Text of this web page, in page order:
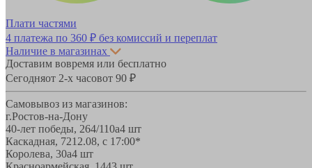
Плати частями
4 платежа по 360 ₽ без комиссий и переплат
Наличие в магазинах
Доставим вовремя или бесплатно
Сегодняот 2-х часовот 90 ₽
Самовывоз из магазинов:
г.Ростов-на-Дону
40-лет победы, 264/110а4 шт
Каскадная, 7212.08, с 17:00*
Королева, 30а4 шт